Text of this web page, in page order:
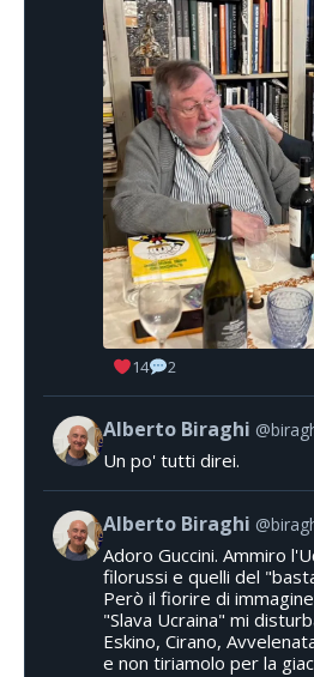
14 2
Alberto Biraghi
Un po' tutti direi.
Alberto Biraghi
Adoro Guccini. Ammiro
filorussi e quelli del
Però il fiorire di
"Slava Ucraina" mi
Eskino, Cirano,
e non tiriamolo per la